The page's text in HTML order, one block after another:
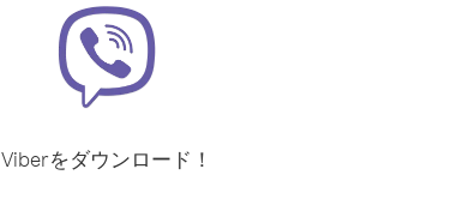
Viberをダウンロード！